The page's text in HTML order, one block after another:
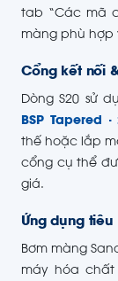
tab “Các mã
màng phù hợp
Cổng kết nối
Dòng S20 sử
BSP Tapered
thế hoặc lắp
cổng cụ thể
giá.
Ứng dụng tiêu
Bơm màng
máy hóa chất